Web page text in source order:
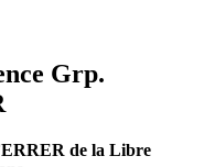
Grp.
de la Libre